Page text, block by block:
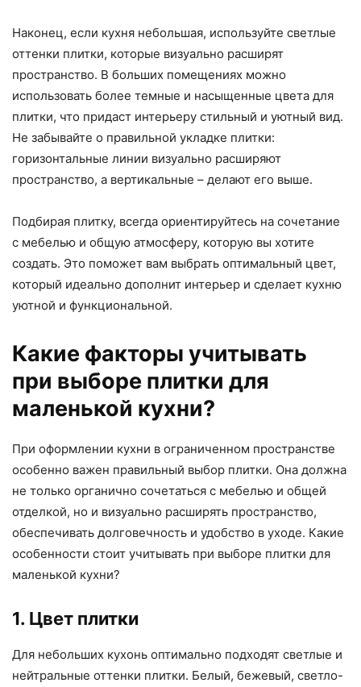
Наконец, если кухня небольшая, используйте светлые
оттенки плитки, которые визуально расширят
пространство. В больших помещениях можно
использовать более темные и насыщенные цвета для
плитки, что придаст интерьеру стильный и уютный вид.
Не забывайте о правильной укладке плитки:
горизонтальные линии визуально расширяют
пространство, а вертикальные – делают его выше.
Подбирая плитку, всегда ориентируйтесь на сочетание
с мебелью и общую атмосферу, которую вы хотите
создать. Это поможет вам выбрать оптимальный цвет,
который идеально дополнит интерьер и сделает кухню
уютной и функциональной.
Какие факторы учитывать
при выборе плитки для
маленькой кухни?
При оформлении кухни в ограниченном пространстве
особенно важен правильный выбор плитки. Она должна
не только органично сочетаться с мебелью и общей
отделкой, но и визуально расширять пространство,
обеспечивать долговечность и удобство в уходе. Какие
особенности стоит учитывать при выборе плитки для
маленькой кухни?
1. Цвет плитки
Для небольших кухонь оптимально подходят светлые и
нейтральные оттенки плитки. Белый, бежевый, светло-